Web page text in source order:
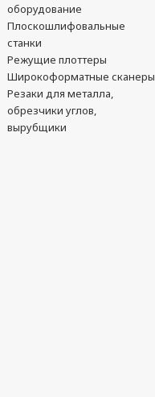
оборудование
Плоскошлифовальные
станки
Режущие плоттеры
Широкоформатные сканеры
Резаки для металла,
обрезчики углов,
вырубщики